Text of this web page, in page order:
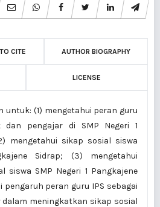
CITE AUTHOR BIOGRAPHY
LICENSE
untuk: (1) mengetahui peran guru
dan pengajar di SMP Negeri 1
mengetahui sikap sosial siswa
Sidrap; (3) mengetahui
siswa SMP Negeri 1 Pangkajene
pengaruh peran guru IPS sebagai
dalam meningkatkan sikap sosial